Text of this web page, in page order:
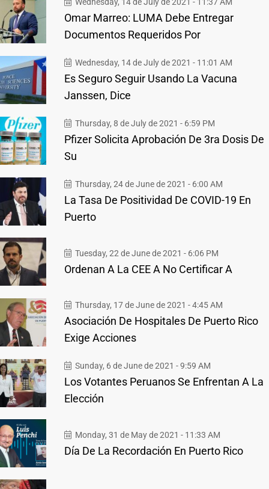
Omar Marreo: LUMA Debe Entregar
Documentos Requeridos Por
Wednesday, 14 de July de 2021 - 11:01 AM
Es Seguro Seguir Usando La Vacuna
Janssen, Dice
Thursday, 8 de July de 2021 - 6:59 PM
Pfizer Solicita Aprobación De 3ra Dosis De
Su
Thursday, 24 de June de 2021 - 6:00 AM
La Tasa De Positividad De COVID-19 En
Puerto
Tuesday, 22 de June de 2021 - 6:06 PM
Ordenan A La CEE A No Certificar A
Thursday, 17 de June de 2021 - 4:45 AM
Asociación De Hospitales De Puerto Rico
Exige Acciones
Sunday, 6 de June de 2021 - 9:59 AM
Los Votantes Peruanos Se Enfrentan A La
Elección
Monday, 31 de May de 2021 - 11:33 AM
Día De La Recordación En Puerto Rico